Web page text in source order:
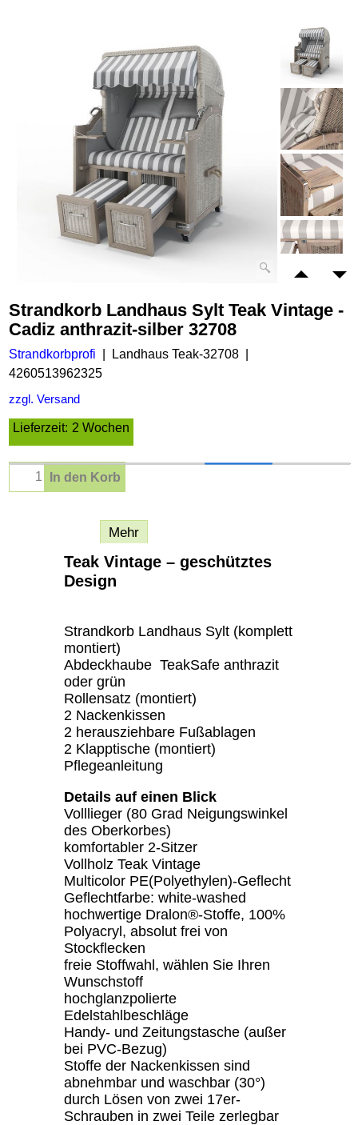
Strandkorb Landhaus Sylt Teak Vintage -
Cadiz anthrazit-silber 32708
Strandkorbprofi
Landhaus Teak-32708
4260513962325
zzgl. Versand
Lieferzeit: 2 Wochen
In den Korb
Mehr
Teak Vintage – geschütztes
Design
Strandkorb Landhaus Sylt (komplett
montiert)
Abdeckhaube TeakSafe anthrazit
oder grün
Rollensatz (montiert)
2 Nackenkissen
2 herausziehbare Fußablagen
2 Klapptische (montiert)
Pflegeanleitung
Details auf einen Blick
Volllieger (80 Grad Neigungswinkel
des Oberkorbes)
komfortabler 2-Sitzer
Vollholz Teak Vintage
Multicolor PE(Polyethylen)-Geflecht
Geflechtfarbe: white-washed
hochwertige Dralon®-Stoffe, 100%
Polyacryl, absolut frei von
Stockflecken
freie Stoffwahl, wählen Sie Ihren
Wunschstoff
hochglanzpolierte
Edelstahlbeschläge
Handy- und Zeitungstasche (außer
bei PVC-Bezug)
Stoffe der Nackenkissen sind
abnehmbar und waschbar (30°)
durch Lösen von zwei 17er-
Schrauben in zwei Teile zerlegbar